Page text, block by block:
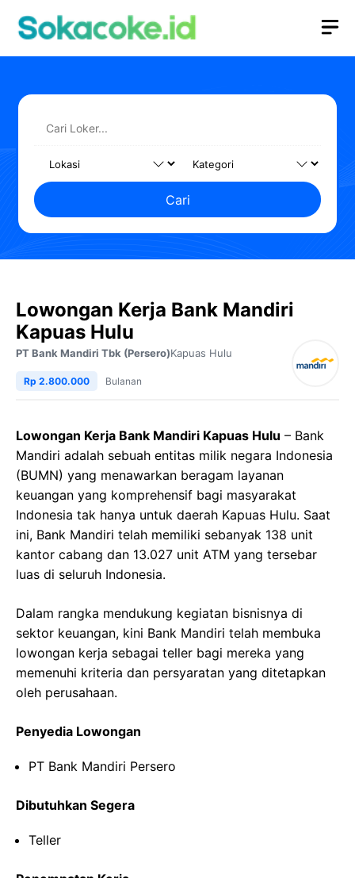
Cari
Lowongan Kerja Bank Mandiri
Kapuas Hulu
PT Bank Mandiri Tbk (Persero)Kapuas Hulu
Rp 2.800.000 Bulanan
Lowongan Kerja Bank Mandiri Kapuas Hulu – Bank
Mandiri adalah sebuah entitas milik negara Indonesia
(BUMN) yang menawarkan beragam layanan
keuangan yang komprehensif bagi masyarakat
Indonesia tak hanya untuk daerah Kapuas Hulu. Saat
ini, Bank Mandiri telah memiliki sebanyak 138 unit
kantor cabang dan 13.027 unit ATM yang tersebar
luas di seluruh Indonesia.
Dalam rangka mendukung kegiatan bisnisnya di
sektor keuangan, kini Bank Mandiri telah membuka
lowongan kerja sebagai teller bagi mereka yang
memenuhi kriteria dan persyaratan yang ditetapkan
oleh perusahaan.
Penyedia Lowongan
PT Bank Mandiri Persero
Dibutuhkan Segera
Teller